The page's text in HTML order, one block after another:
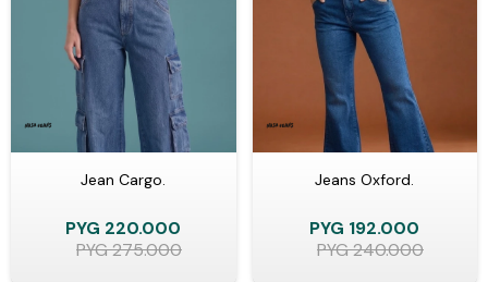
Jean Cargo.
PYG 220.000
PYG275.000
Jeans Oxford.
PYG 192.000
PYG240.000